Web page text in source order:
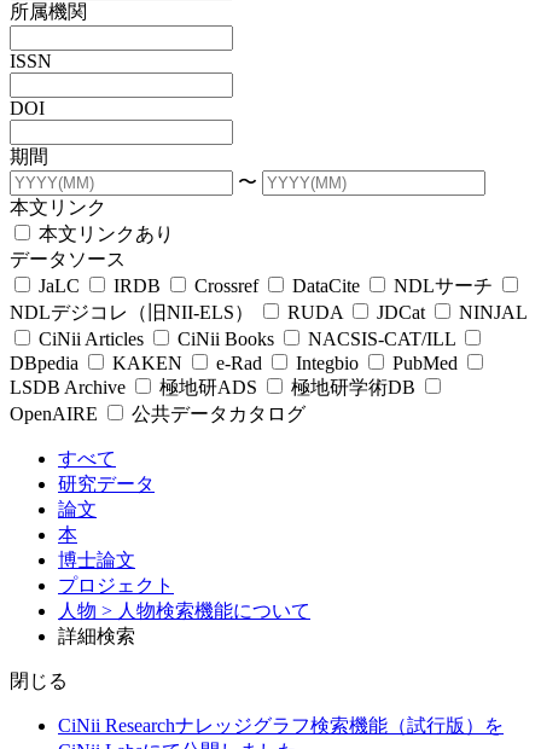
所属機関
ISSN
DOI
期間
〜
本文リンク
本文リンクあり
データソース
JaLC
IRDB Crossref DataCite
NDLサーチ
NDLデジコレ（旧NII-ELS）
RUDA JDCat
NINJAL
CiNii Articles
CiNii Books
NACSIS-CAT/ILL
DBpedia
KAKEN e-Rad Integbio
PubMed
LSDB Archive
極地研ADS
極地研学術DB
OpenAIRE
公共データカタログ
すべて
研究データ
論文
本
博士論文
プロジェクト
人物 > 人物検索機能について
詳細検索
閉じる
CiNii Researchナレッジグラフ検索機能（試行版）を